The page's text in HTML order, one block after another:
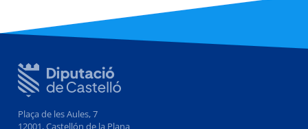
Plaça de les Aules, 7
12001, Castellón de la Plana